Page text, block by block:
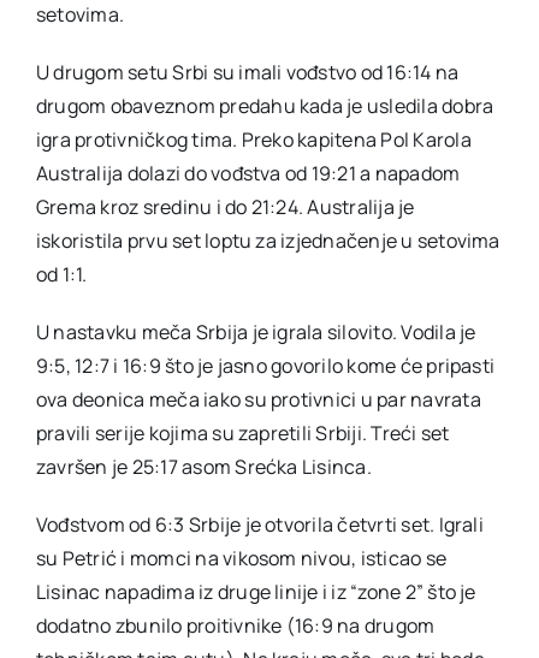
setovima.
U drugom setu Srbi su imali vođstvo od 16:14 na
drugom obaveznom predahu kada je usledila dobra
igra protivničkog tima. Preko kapitena Pol Karola
Australija dolazi do vođstva od 19:21 a napadom
Grema kroz sredinu i do 21:24. Australija je
iskoristila prvu set loptu za izjednačenje u setovima
od 1:1.
U nastavku meča Srbija je igrala silovito. Vodila je
9:5, 12:7 i 16:9 što je jasno govorilo kome će pripasti
ova deonica meča iako su protivnici u par navrata
pravili serije kojima su zapretili Srbiji. Treći set
završen je 25:17 asom Srećka Lisinca.
Vođstvom od 6:3 Srbije je otvorila četvrti set. Igrali
su Petrić i momci na vikosom nivou, isticao se
Lisinac napadima iz druge linije i iz “zone 2” što je
dodatno zbunilo proitivnike (16:9 na drugom